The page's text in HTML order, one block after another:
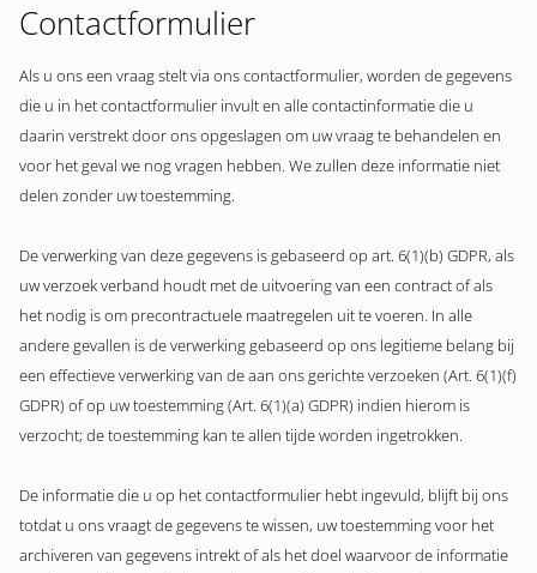
Contactformulier
Als u ons een vraag stelt via ons contactformulier, worden de gegevens
die u in het contactformulier invult en alle contactinformatie die u
daarin verstrekt door ons opgeslagen om uw vraag te behandelen en
voor het geval we nog vragen hebben. We zullen deze informatie niet
delen zonder uw toestemming.
De verwerking van deze gegevens is gebaseerd op art. 6(1)(b) GDPR, als
uw verzoek verband houdt met de uitvoering van een contract of als
het nodig is om precontractuele maatregelen uit te voeren. In alle
andere gevallen is de verwerking gebaseerd op ons legitieme belang bij
een effectieve verwerking van de aan ons gerichte verzoeken (Art. 6(1)(f)
GDPR) of op uw toestemming (Art. 6(1)(a) GDPR) indien hierom is
verzocht; de toestemming kan te allen tijde worden ingetrokken.
De informatie die u op het contactformulier hebt ingevuld, blijft bij ons
totdat u ons vraagt de gegevens te wissen, uw toestemming voor het
archiveren van gegevens intrekt of als het doel waarvoor de informatie